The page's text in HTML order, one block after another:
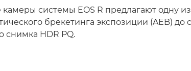
камеры системы EOS R предлагают одну
брекетинга экспозиции (AEB) до
снимка HDR PQ.